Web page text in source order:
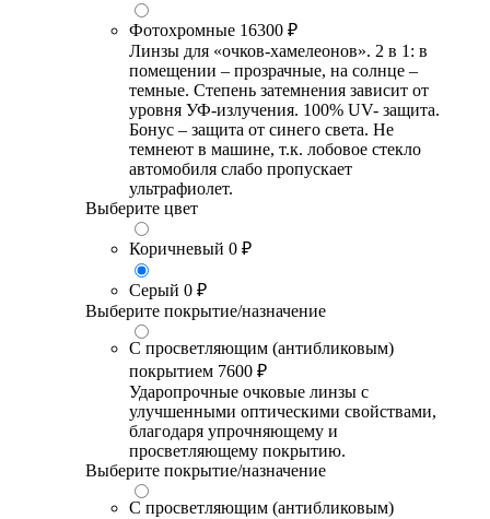
Фотохромные 16300 ₽
Линзы для «очков-хамелеонов». 2 в 1: в
помещении – прозрачные, на солнце –
темные. Степень затемнения зависит от
уровня УФ-излучения. 100% UV- защита.
Бонус – защита от синего света. Не
темнеют в машине, т.к. лобовое стекло
автомобиля слабо пропускает
ультрафиолет.
Выберите цвет
Коричневый 0 ₽
Серый 0 ₽
Выберите покрытие/назначение
С просветляющим (антибликовым)
покрытием 7600 ₽
Ударопрочные очковые линзы с
улучшенными оптическими свойствами,
благодаря упрочняющему и
просветляющему покрытию.
Выберите покрытие/назначение
С просветляющим (антибликовым)